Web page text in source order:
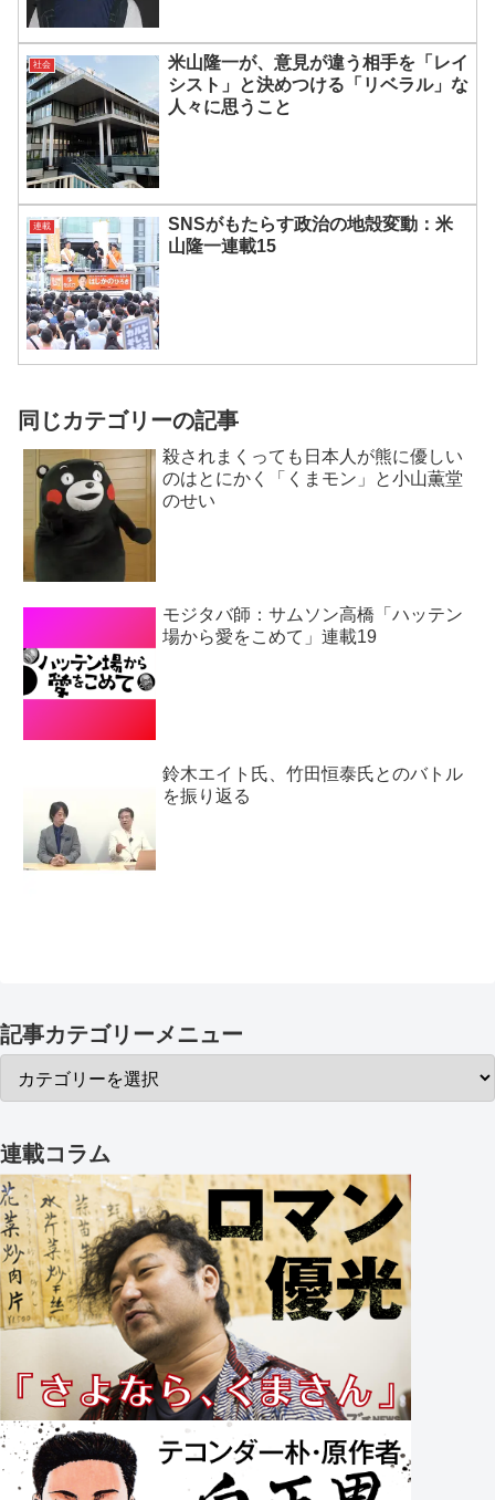
社会
米山隆一が、意見が違う相手を「レイ
シスト」と決めつける「リベラル」な
人々に思うこと
連載
SNSがもたらす政治の地殻変動：米
山隆一連載15
同じカテゴリーの記事
殺されまくっても日本人が熊に優しい
のはとにかく「くまモン」と小山薫堂
のせい
モジタバ師：サムソン高橋「ハッテン
場から愛をこめて」連載19
鈴木エイト氏、竹田恒泰氏とのバトル
を振り返る
記事カテゴリーメニュー
連載コラム